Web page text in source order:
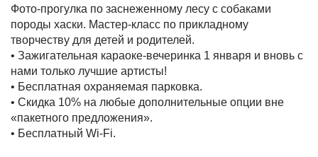
Фото-прогулка по заснеженному лесу с собаками
породы хаски. Мастер-класс по прикладному
творчеству для детей и родителей.
• Зажигательная караоке-вечеринка 1 января и вновь с
нами только лучшие артисты!
• Бесплатная охраняемая парковка.
• Скидка 10% на любые дополнительные опции вне
«пакетного предложения».
• Бесплатный Wi-Fi.